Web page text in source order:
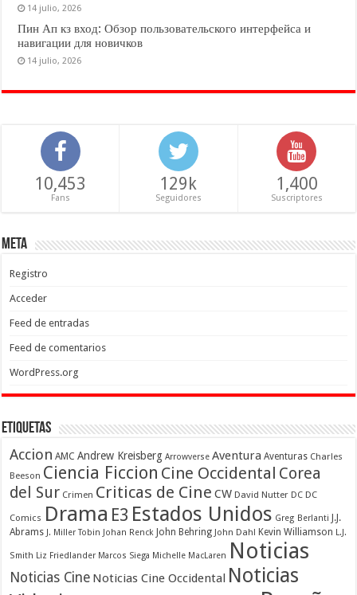
14 julio, 2026
Пин Ап кз вход: Обзор пользовательского интерфейса и
навигации для новичков
14 julio, 2026
10,453
Fans
129k
Seguidores
1,400
Suscriptores
Meta
Registro
Acceder
Feed de entradas
Feed de comentarios
WordPress.org
Etiquetas
Accion AMC Andrew Kreisberg Arrowverse Aventura Aventuras Charles
Beeson Ciencia Ficcion Cine Occidental Corea
del Sur Crimen Criticas de Cine CW David Nutter DC DC
Comics Drama E3 Estados Unidos Greg Berlanti J.J.
Abrams J. Miller Tobin Johan Renck John Behring John Dahl Kevin Williamson L.J.
Smith Liz Friedlander Marcos Siega Michelle MacLaren Noticias
Noticias Cine Noticias Cine Occidental Noticias